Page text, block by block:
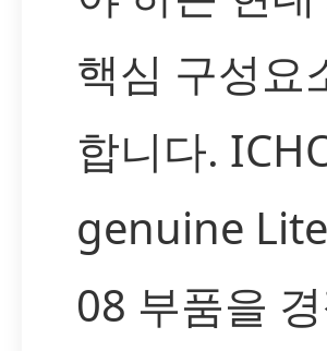
핵심 구성요
합니다.
genuine
08 부품을